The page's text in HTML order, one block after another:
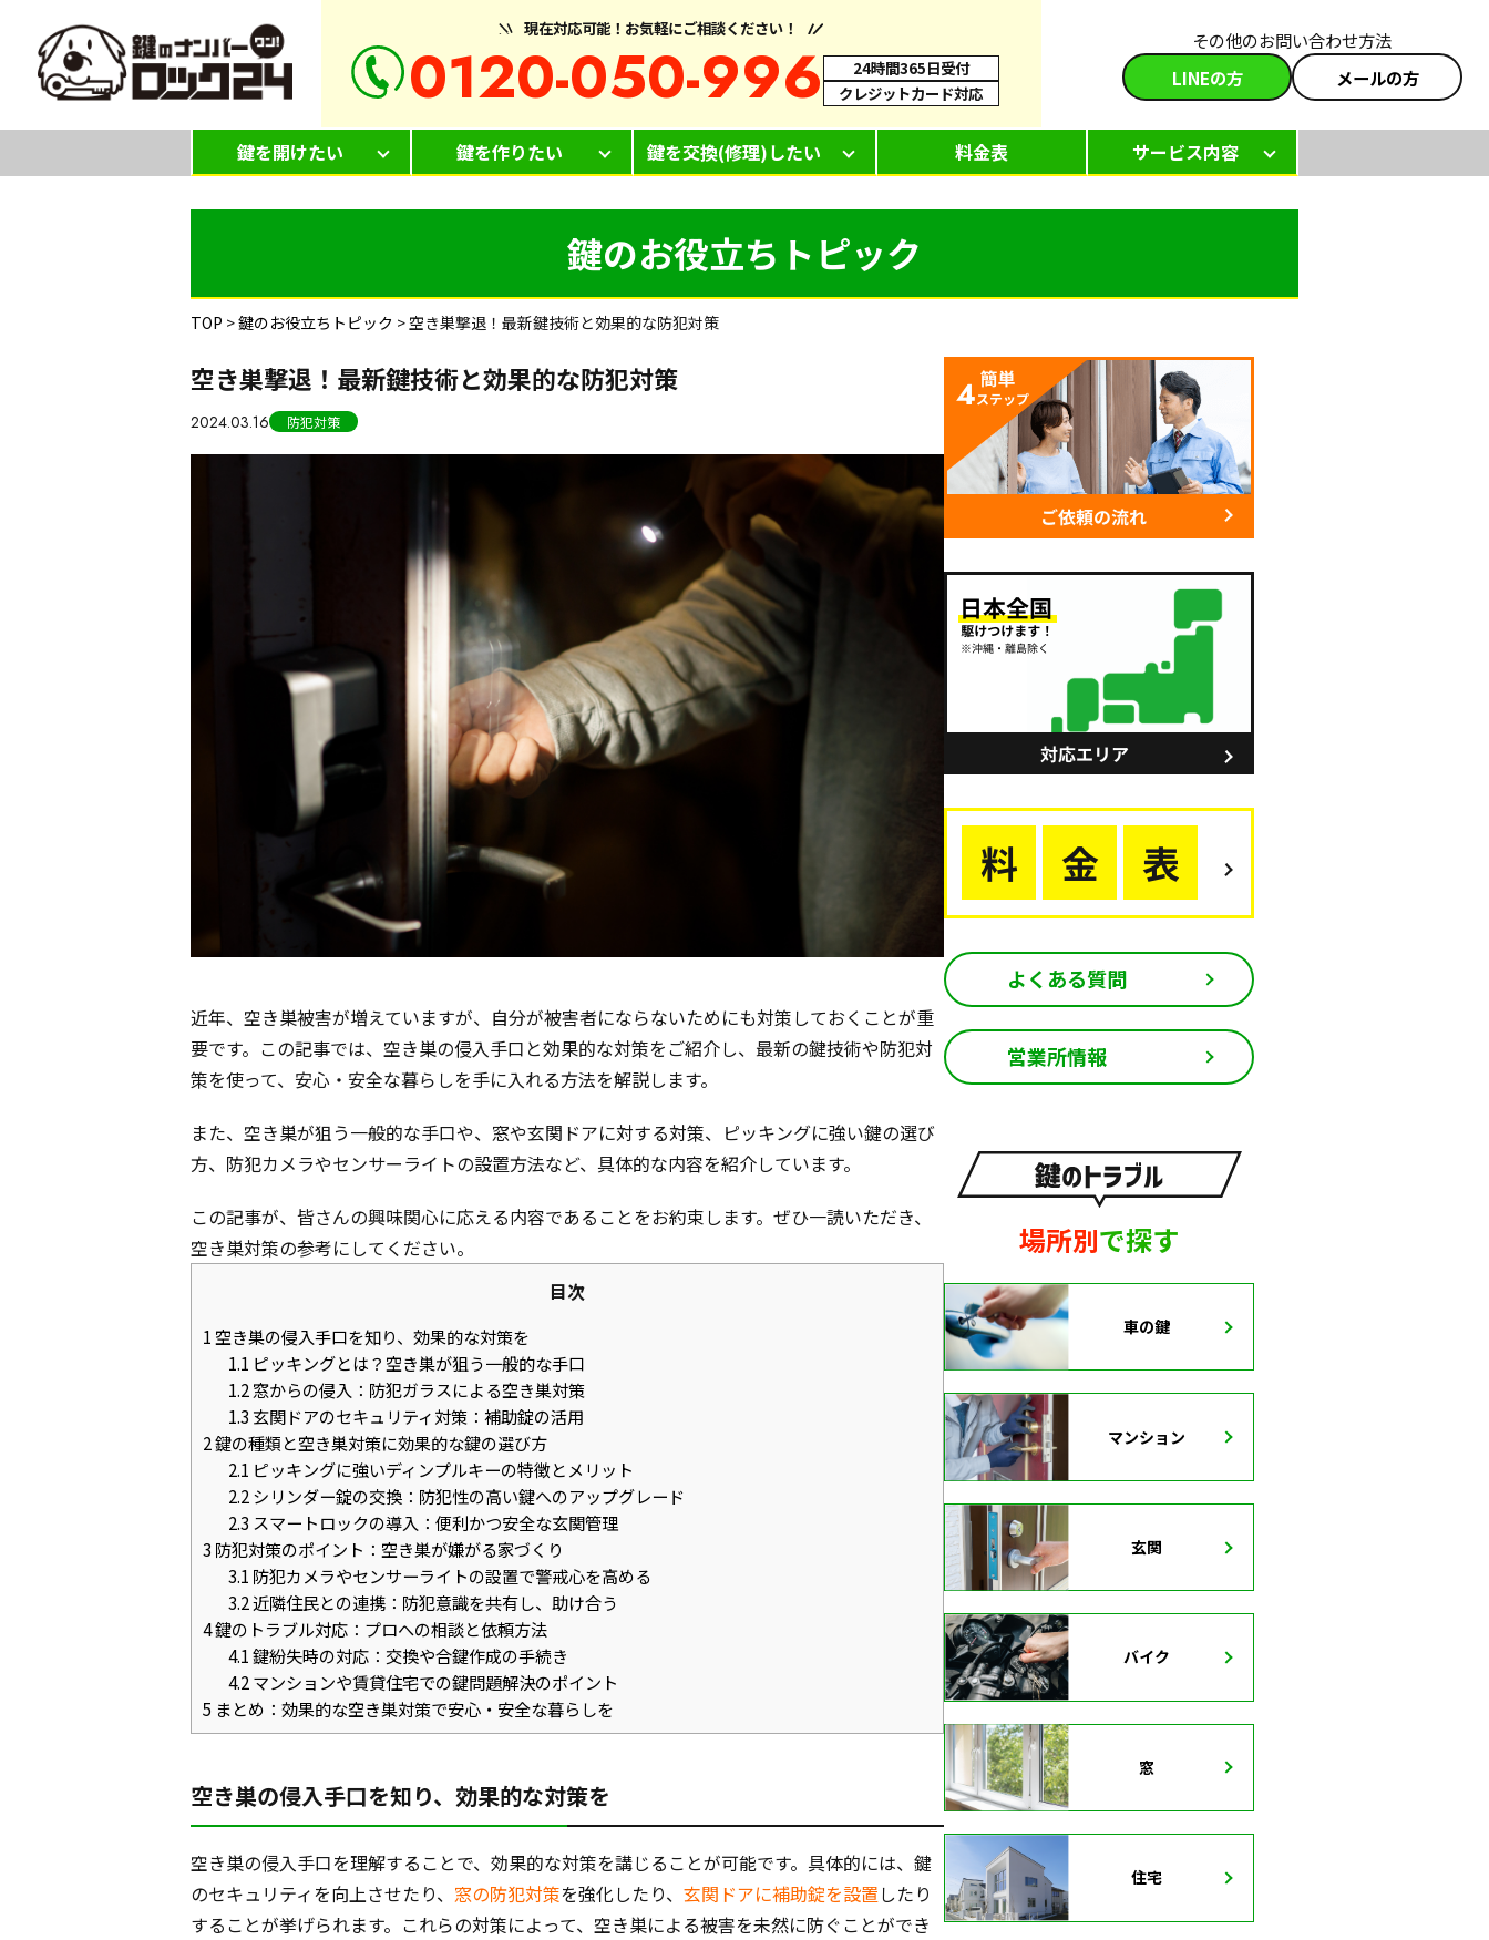
現在対応可能！お気軽にご相談ください！
0120-050-996
24時間365日受付
クレジットカード対応
その他のお問い合わせ方法
LINEの方
メールの方
鍵を開けたい 鍵を作りたい 鍵を交換(修理)したい 料金表 サービス内容
鍵のお役立ちトピック
TOP >鍵のお役立ちトピック >空き巣撃退！最新鍵技術と効果的な防犯対策
空き巣撃退！最新鍵技術と効果的な防犯対策
2024.03.16 防犯対策
近年、空き巣被害が増えていますが、自分が被害者にならないためにも対策しておくことが重
要です。この記事では、空き巣の侵入手口と効果的な対策をご紹介し、最新の鍵技術や防犯対
策を使って、安心・安全な暮らしを手に入れる方法を解説します。
また、空き巣が狙う一般的な手口や、窓や玄関ドアに対する対策、ピッキングに強い鍵の選び
方、防犯カメラやセンサーライトの設置方法など、具体的な内容を紹介しています。
この記事が、皆さんの興味関心に応える内容であることをお約束します。ぜひ一読いただき、
空き巣対策の参考にしてください。
目次
1 空き巣の侵入手口を知り、効果的な対策を
1.1 ピッキングとは？空き巣が狙う一般的な手口
1.2窓からの侵入：防犯ガラスによる空き巣対策
1.3 玄関ドアのセキュリティ対策：補助錠の活用
2鍵の種類と空き巣対策に効果的な鍵の選び方
2.1 ピッキングに強いディンプルキーの特徴とメリット
2.2シリンダー錠の交換：防犯性の高い鍵へのアップグレード
2.3 スマートロックの導入：便利かつ安全な玄関管理
3 防犯対策のポイント：空き巣が嫌がる家づくり
3.1 防犯カメラやセンサーライトの設置で警戒心を高める
3.2近隣住民との連携：防犯意識を共有し、助け合う
4鍵のトラブル対応：プロへの相談と依頼方法
4.1鍵紛失時の対応：交換や合鍵作成の手続き
4.2マンションや賃貸住宅での鍵問題解決のポイント
5 まとめ：効果的な空き巣対策で安心・安全な暮らしを
空き巣の侵入手口を知り、効果的な対策を
空き巣の侵入手口を理解することで、効果的な対策を講じることが可能です。具体的には、鍵
のセキュリティを向上させたり、 窓の防犯対策を強化したり、 玄関ドアに補助錠を設置したり
することが挙げられます。これらの対策によって、空き巣による被害を未然に防ぐことができ
よくある質問
営業所情報
場所別で探す
車の鍵
マンション
玄関
バイク
窓
住宅